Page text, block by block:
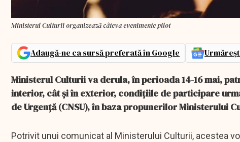
Ministerul Culturii organizează câteva evenimente pilot
Adaugă-ne ca sursă preferată în Google
Ministerul Culturii va derula, în perioada 14-16 mai,
interior, cât şi în exterior, condiţiile de participare
de Urgenţă (CNSU), în baza propunerilor Ministerului
Potrivit unui comunicat al Ministerului Culturii, acestea